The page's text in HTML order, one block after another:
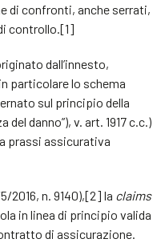
di confronti, anche serrati,
controllo.[1]
dall’innesto,
particolare lo schema
sul principio della
del danno”), v. art. 1917 c.c.)
prassi assicurativa
2016, n. 9140),[2] la claims
in linea di principio valida
di assicurazione.